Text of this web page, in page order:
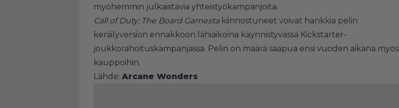
myöhemmin julkaistavia yhteistyökampanjoita.
Call of Duty: The Board Gamesta kiinnostuneet voivat hankkia pelin
keräilyversion ennakkoon lähiaikoina käynnistyvässä Kickstarter-
joukkorahoituskampanjassa. Pelin on määrä saapua ensi vuoden aikana myös
kauppoihin.
Lähde: Arcane Wonders